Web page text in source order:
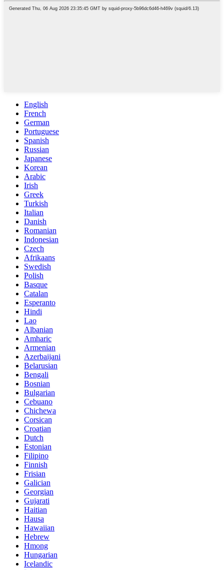
English
French
German
Portuguese
Spanish
Russian
Japanese
Korean
Arabic
Irish
Greek
Turkish
Italian
Danish
Romanian
Indonesian
Czech
Afrikaans
Swedish
Polish
Basque
Catalan
Esperanto
Hindi
Lao
Albanian
Amharic
Armenian
Azerbaijani
Belarusian
Bengali
Bosnian
Bulgarian
Cebuano
Chichewa
Corsican
Croatian
Dutch
Estonian
Filipino
Finnish
Frisian
Galician
Georgian
Gujarati
Haitian
Hausa
Hawaiian
Hebrew
Hmong
Hungarian
Icelandic